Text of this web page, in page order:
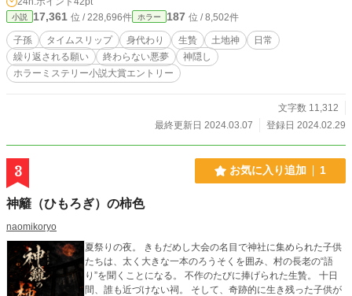
小説 17,361 位 / 228,696件 ホラー 187 位 / 8,502件
子孫 タイムスリップ 身代わり 生贄 土地神
日常
繰り返される願い
終わらない悪夢
神隠し
ホラーミステリー小説大賞エントリー
文字数 11,312
最終更新日 2024.03.07
登録日 2024.02.29
3 お気に入り追加 1
神籬（ひもろぎ）の柿色
naomikoryo
夏祭りの夜。 きもだめし大会の名目で神社に集められた子供
たちは、太く大きな一本のろうそくを囲み、村の長老の“語
り”を聞くことになる。 不作のたびに捧げられた生贄。 十日
間、誰も近づけない祠。 そして、奇跡的に生き残った子供が